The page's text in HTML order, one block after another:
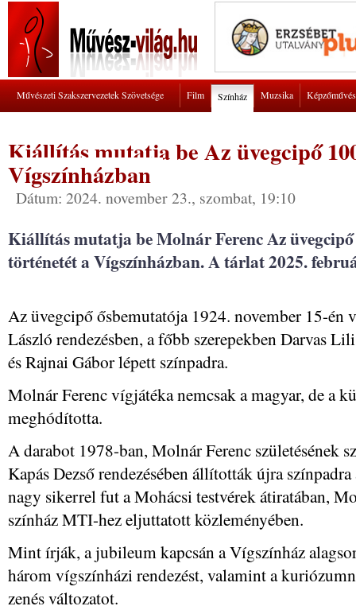
Művészeti Szakszervezetek Szövetsége Film Színház Muzsika
Kiállítás mutatja be Az üvegcipő
Vígszínházban
Dátum: 2024. november 23., szombat, 19:10
Kiállítás mutatja be Molnár Ferenc Az
történetét a Vígszínházban. A tárlat 2025.
Az üvegcipő ősbemutatója 1924. november 15-én
László rendezésben, a főbb szerepekben Darvas
és Rajnai Gábor lépett színpadra.
Molnár Ferenc vígjátéka nemcsak a magyar, de a
meghódította.
A darabot 1978-ban, Molnár Ferenc születésének
Kapás Dezső rendezésében állították újra
nagy sikerrel fut a Mohácsi testvérek átiratában,
színház MTI-hez eljuttatott közleményében.
Mint írják, a jubileum kapcsán a Vígszínház
három vígszínházi rendezést, valamint a
zenés változatot.